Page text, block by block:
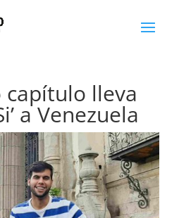
capítulo lleva
a Venezuela